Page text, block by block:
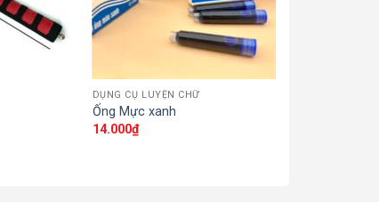
DỤNG CỤ LUYỆN CHỮ
Ống Mực xanh
14.000₫